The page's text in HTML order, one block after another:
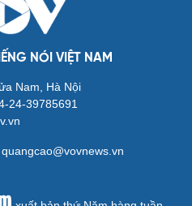
NÓI VIỆT NAM
Nam, Hà Nội
24-39785691